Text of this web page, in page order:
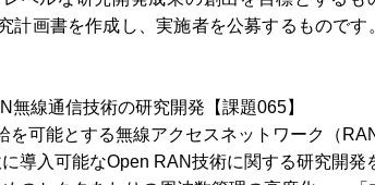
計画書を作成し、実施者を公募するものです
無線通信技術の研究開発【課題065】
を可能とする無線アクセスネットワーク（
導入可能なOpen RAN技術に関する研究開発